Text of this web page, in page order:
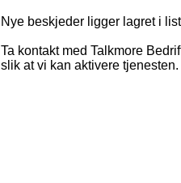
Nye beskjeder ligger lagret i
Ta kontakt med Talkmore
slik at vi kan aktivere tjenesten.